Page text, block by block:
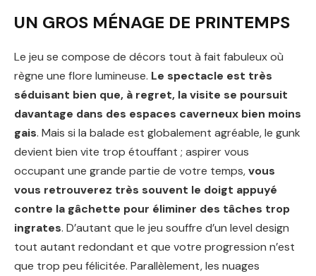
UN GROS MÉNAGE DE PRINTEMPS
Le jeu se compose de décors tout à fait fabuleux où
règne une flore lumineuse. Le spectacle est très
séduisant bien que, à regret, la visite se poursuit
davantage dans des espaces caverneux bien moins
gais. Mais si la balade est globalement agréable, le gunk
devient bien vite trop étouffant ; aspirer vous
occupant une grande partie de votre temps,vous
vous retrouverez très souvent le doigt appuyé
contre la gâchette pour éliminer des tâches trop
ingrates. D’autant que le jeu souffre d’un level design
tout autant redondant et que votre progression n’est
que trop peu félicitée. Parallèlement, les nuages